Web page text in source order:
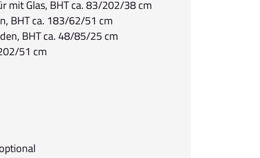
mit Glas, BHT ca. 83/202/38 cm
BHT ca. 183/62/51 cm
BHT ca. 48/85/25 cm
51 cm